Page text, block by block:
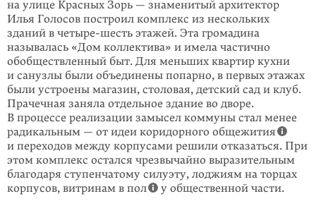
на улице Красных Зорь — знаменитый архи­тектор
Илья Голосов построил комплекс из нескольких
зданий в четыре-шесть этажей. Эта громадина
называлась «Дом коллектива» и имела частично
обобщес­твлен­ный быт. Для меньших квартир кухни
и санузлы были объединены по­пар­но, в первых этажах
были устроены магазин, столовая, детский сад и клуб.
Прачечная заняла отдельное здание во дворе.
В процессе реализации замысел коммуны стал менее
радикальным — от идеи коридорного общежития
и пере­ходов между корпусами решили отказаться. При
этом комплекс остался чрезвычайно выразительным
благодаря ступенчатому силуэту, лоджиям на тор­цах
корпусов, витринам в пол
у общественной части.